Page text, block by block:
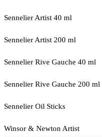
Sennelier Artist 40 ml
Sennelier Artist 200 ml
Sennelier Rive Gauche 40 ml
Sennelier Rive Gauche 200 ml
Sennelier Oil Sticks
Winsor & Newton Artist